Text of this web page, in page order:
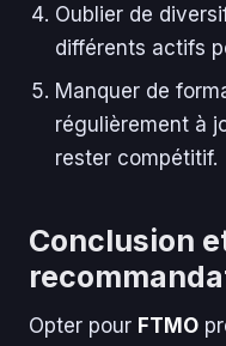
Oublier de
différents actifs
Manquer de
régulièrement à
rester compétitif.
Conclusion
Opter pour FTMO